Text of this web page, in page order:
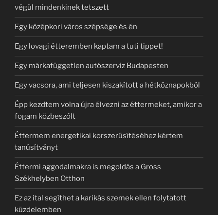
végül mindenkinek tetszett
Egy középkori város szépsége és én
Egy lovagi étteremben kaptam a tuti tippet!
Egy márkafüggetlen autószerviz Budapesten
Egy vacsora, ami teljesen kiszakított a hétköznapokból
Épp kezdtem volna újra élvezni az éttermeket, amikor a
fogam közbeszólt
Éttermem energetikai korszerűsítéséhez kértem
tanúsítványt
Éttermi aggodalmakra is megoldás a Gross
Székhelyben Otthon
Ez az ital segíthet a karikás szemek ellen folytatott
küzdelemben